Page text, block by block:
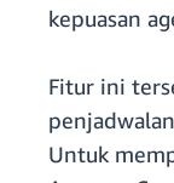
kepuasan
Fitur ini
Untuk